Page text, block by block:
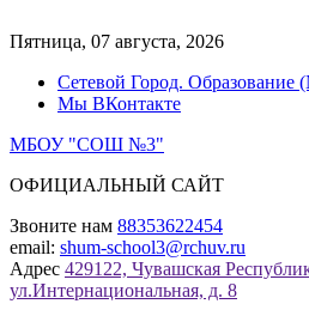
к
Пятница, 07 августа, 2026
Сетевой Город. Образование
Мы ВКонтакте
МБОУ "СОШ №3"
ОФИЦИАЛЬНЫЙ САЙТ
Звоните нам 88353622454
email: shum-school3@rchuv.ru
Адрес 429122, Чувашская
ул.Интернациональная, д. 8